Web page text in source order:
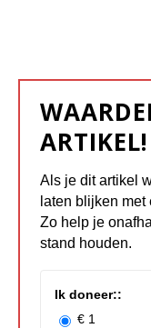
ARTIKEL!
Als je dit artikel
laten blijken
Zo help je
stand houden.
Ik doneer::
€ 1